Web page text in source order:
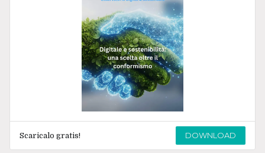
Scaricalo gratis! DOWNLOAD